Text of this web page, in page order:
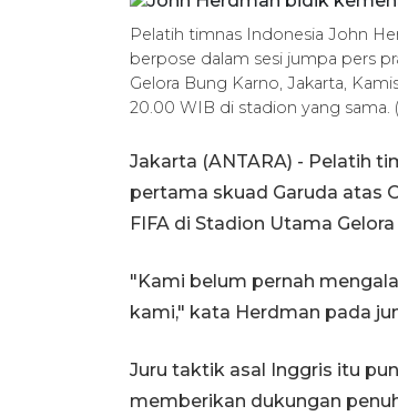
Pelatih timnas Indonesia John
berpose dalam sesi jumpa pers
Gelora Bung Karno, Jakarta,
20.00 WIB di stadion yang sama.
Jakarta (ANTARA) - Pelatih
pertama skuad Garuda atas
FIFA di Stadion Utama
"Kami belum pernah
kami," kata Herdman pada
Juru taktik asal Inggris itu
memberikan dukungan